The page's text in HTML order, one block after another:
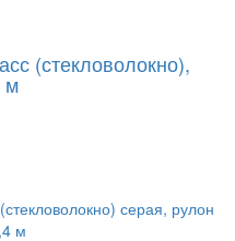
(стекловолокно),
м